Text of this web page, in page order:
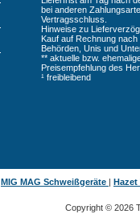
bei anderen
Vertragsschluss.
Hinweise zu
Kauf auf Rechnung
Behörden, Unis und
** aktuelle bzw.
Preisempfehlung des
¹ freibleibend
MIG MAG Schweißgeräte | Hazet
Copyright © 2026